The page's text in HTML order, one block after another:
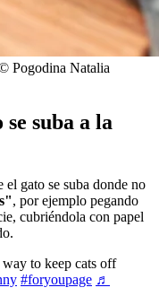
Pogodina Natalia
suba a la
el gato se suba donde no
, por ejemplo pegando
cubriéndola con papel
to keep cats off
#foryoupage ♬